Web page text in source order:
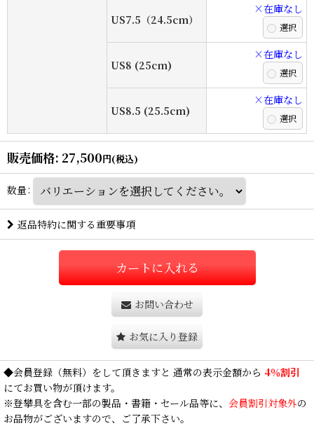
US7.5（24.5cm）
×在庫なし
US8 (25cm)
×在庫なし
US8.5 (25.5cm)
×在庫なし
販売価格: 27,500円(税込)
数量:
返品特約に関する重要事項
カートに入れる
お問い合わせ
お気に入り登録
◆会員登録 （無料）をして頂きますと 通常の表示金額から 4％割引
にてお買い物が頂けます。
※登攀具を含む一部の製品・書籍・セール品等に、 会員割引対象外の
お品物がございますので、ご了承下さい。